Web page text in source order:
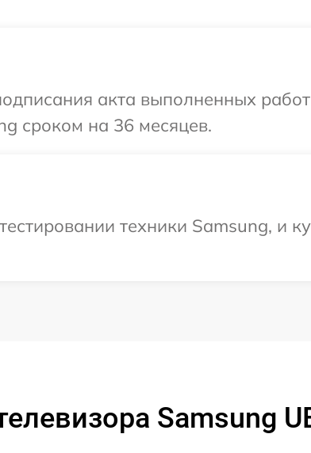
акта выполненных
сроком на 36 месяцев.
техники Samsung, и
Samsung